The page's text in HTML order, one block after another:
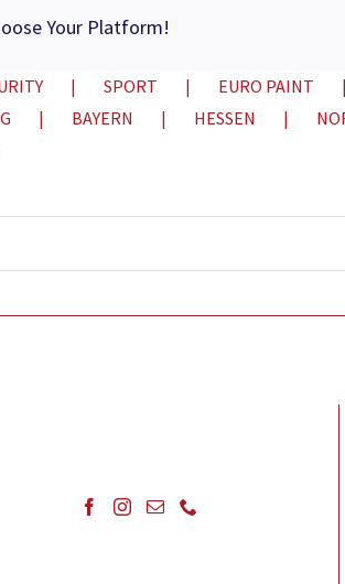
Your Platform!
SPORT EURO PAINT
BAYERN HESSEN